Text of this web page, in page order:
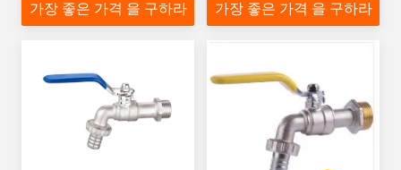
가장 좋은 가격 을 구하라
가장 좋은 가격 을 구하라